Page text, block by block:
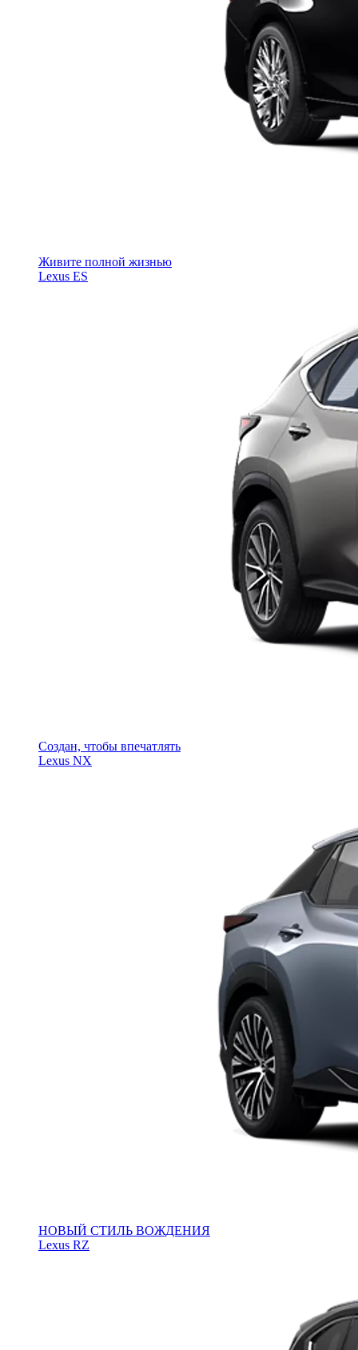
Живите полной жизнью
Lexus ES
Создан, чтобы впечатлять
Lexus NX
НОВЫЙ СТИЛЬ ВОЖДЕНИЯ
Lexus RZ